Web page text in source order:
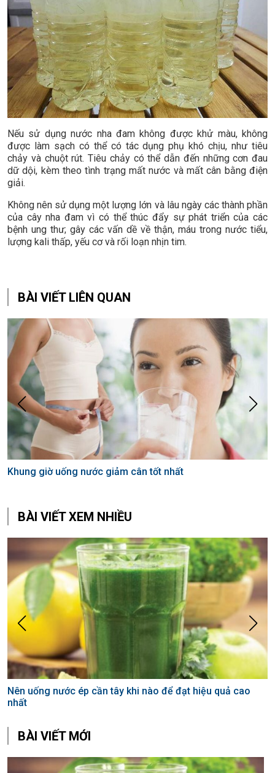
Nếu sử dụng nước nha đam không được khử màu, không
được làm sạch có thể có tác dụng phụ khó chịu, như tiêu
chảy và chuột rút. Tiêu chảy có thể dẫn đến những cơn đau
dữ dội, kèm theo tình trạng mất nước và mất cân bằng điện
giải.
Không nên sử dụng một lượng lớn và lâu ngày các thành phần
của cây nha đam vì có thể thúc đẩy sự phát triển của các
bệnh ung thư; gây các vấn dề về thận, máu trong nước tiểu,
lượng kali thấp, yếu cơ và rối loạn nhịn tim.
BÀI VIẾT LIÊN QUAN
Khung giờ uống nước giảm cân tốt nhất
BÀI VIẾT XEM NHIỀU
Nên uống nước ép cần tây khi nào để đạt hiệu quả cao
nhất
BÀI VIẾT MỚI